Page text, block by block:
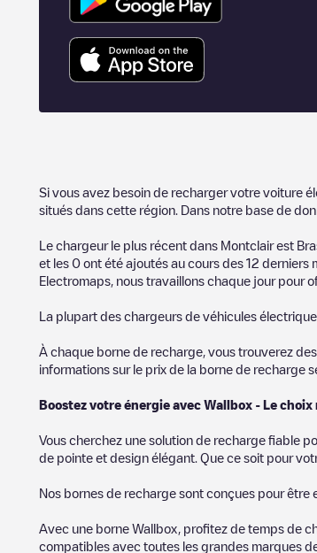
Si vous avez besoin de recharger votre voiture
situés dans cette région. Dans notre base de
Le chargeur le plus récent dans Montclairest
et les 0 ont été ajoutés au cours des 12 derniers
Electromaps, nous travaillons chaque jour pour
La plupart des chargeurs de véhicules
À chaque borne de recharge, vous trouverez
informations sur le prix de la borne de recharge
Boostez votre énergie avec Wallbox - Le
Vous cherchez une solution de recharge fiable
de pointe et design élégant. Que ce soit pour
Nos bornes de recharge sont conçues pour être
Avec une borne Wallbox, profitez de temps de
compatibles avec toutes les grandes marques